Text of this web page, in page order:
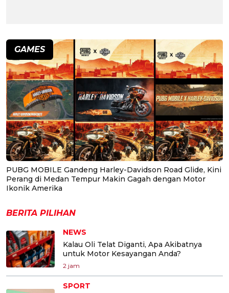
GAMES
PUBG MOBILE Gandeng Harley-Davidson Road Glide, Kini
Perang di Medan Tempur Makin Gagah dengan Motor
Ikonik Amerika
BERITA PILIHAN
NEWS
Kalau Oli Telat Diganti, Apa Akibatnya
untuk Motor Kesayangan Anda?
2 jam
SPORT